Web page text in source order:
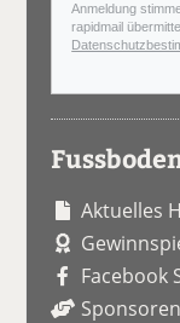
Anmeldung
rapidmail
Aktuelles
Facebook
Sponsoren